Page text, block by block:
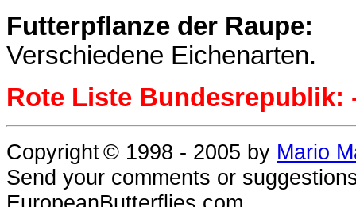
Futterpflanze der Raupe:
Verschiedene Eichenarten.
Rote Liste Bundesrepublik:
Copyright© 1998 - 2005 by Mario
Send your comments or